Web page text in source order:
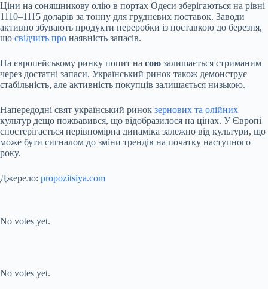
Ціни на соняшникову олію в портах Одеси зберігаються на рівні
1110–1115 доларів за тонну для грудневих поставок. Заводи
активно збувають продукти переробки із поставкою до березня,
що свідчить про наявність запасів.
На європейському ринку попит на сою залишається стриманим
через достатні запаси. Український ринок також демонструє
стабільність, але активність покупців залишається низькою.
Напередодні свят український ринок зернових та олійних
культур дещо пожвавився, що відобразилося на цінах. У Європі
спостерігається нерівномірна динаміка залежно від культури, що
може бути сигналом до зміни трендів на початку наступного
року.
Джерело: propozitsiya.com
No votes yet.
No votes yet.